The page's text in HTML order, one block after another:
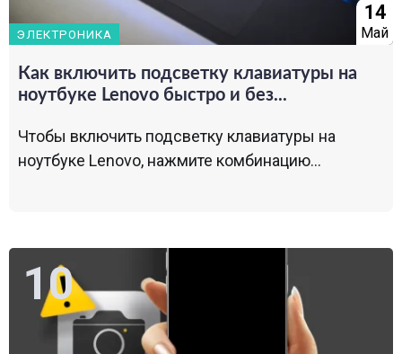
ЭЛЕКТРОНИКА
14
Май
Как включить подсветку клавиатуры на
ноутбуке Lenovo быстро и без...
Чтобы включить подсветку клавиатуры на
ноутбуке Lenovo, нажмите комбинацию...